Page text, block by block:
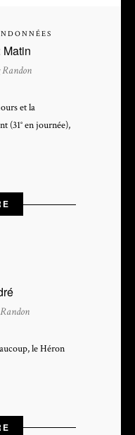
Matin
Randon
et la
(31° en journée),
le Héron